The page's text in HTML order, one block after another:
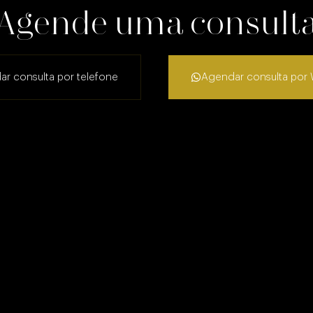
uma
Agendar consulta por
consulta por telefone